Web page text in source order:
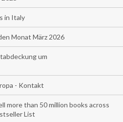
in Italy
Monat März 2026
um
- Kontakt
more than 50 million books across
List